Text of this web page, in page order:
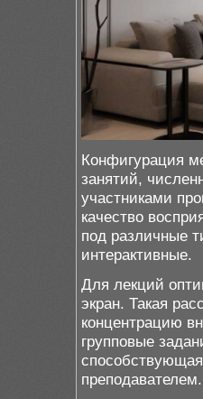
Конфигурация
занятий,
участниками
качество
под различные
интерактивные.
Для лекций
экран. Такая
концентрацию
групповые
преподавателем.